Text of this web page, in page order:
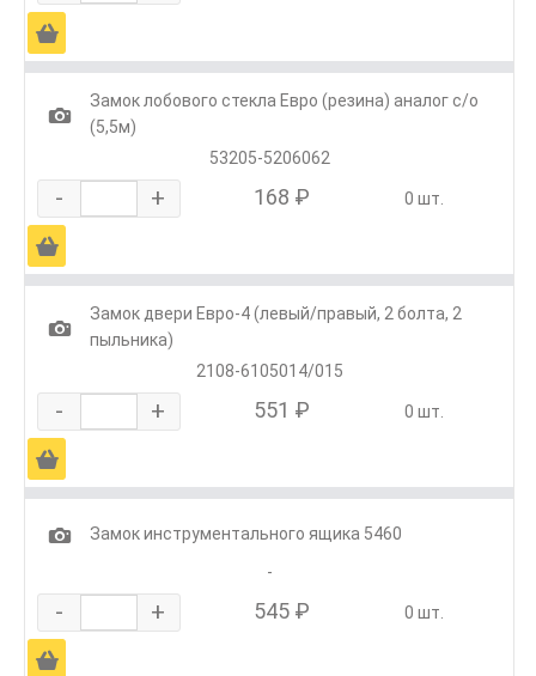
Ä
1
Замок лобового стекла Евро (резина) аналог с/о
(5,5м)
53205-5206062
- + 168 ₽ 0 шт.
Ä
1
Замок двери Евро-4 (левый/правый, 2 болта, 2
пыльника)
2108-6105014/015
- + 551 ₽ 0 шт.
Ä
1
Замок инструментального ящика 5460
-
- + 545 ₽ 0 шт.
Ä